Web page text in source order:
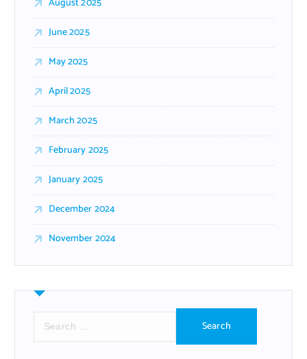
August 2025
June 2025
May 2025
April 2025
March 2025
February 2025
January 2025
December 2024
November 2024